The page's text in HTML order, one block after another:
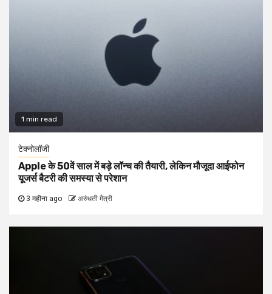
1 min read
टेक्नोलॉजी
Apple के 50वें साल में बड़े लॉन्च की तैयारी, लेकिन मौजूदा आईफोन
यूजर्स बैटरी की समस्या से परेशान
3 महीना ago अरुंधती मैत्री